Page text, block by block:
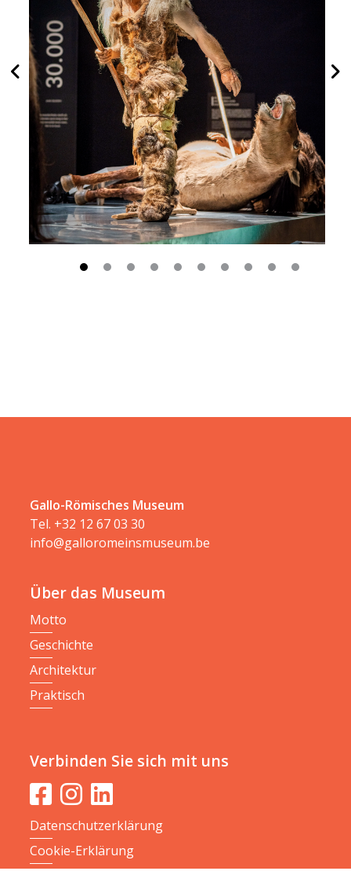
Gallo-Römisches Museum
Tel. +32 12 67 03 30
info@galloromeinsmuseum.be
Über das Museum
Motto
Geschichte
Architektur
Praktisch
Verbinden Sie sich mit uns
Datenschutzerklärung
Cookie-Erklärung